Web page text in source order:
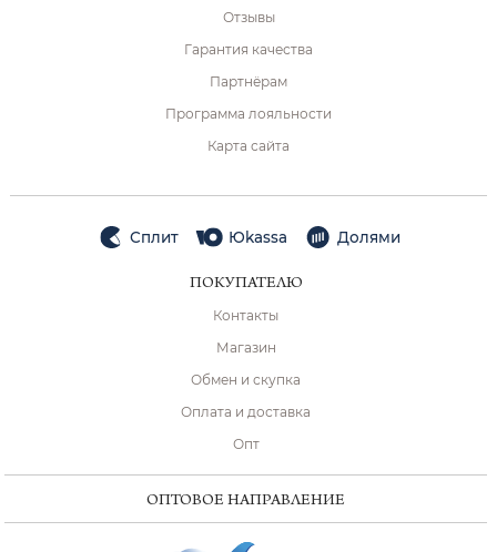
Отзывы
Гарантия качества
Партнёрам
Программа лояльности
Карта сайта
Сплит Юkassa Долями
ПОКУПАТЕЛЮ
Контакты
Магазин
Обмен и скупка
Оплата и доставка
Опт
ОПТОВОЕ НАПРАВЛЕНИЕ